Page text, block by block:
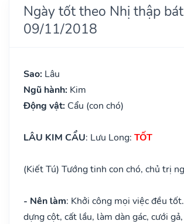
Ngày tốt theo Nhị thập
09/11/2018
Sao: Lâu
Ngũ hành: Kim
Động vật: Cẩu (con chó)
LÂU KIM CẨU: Lưu Long: TỐT
(Kiết Tú) Tướng tinh con chó, chủ trị
- Nên làm: Khởi công mọi việc đều
dựng cột, cất lầu, làm dàn gác, cưới